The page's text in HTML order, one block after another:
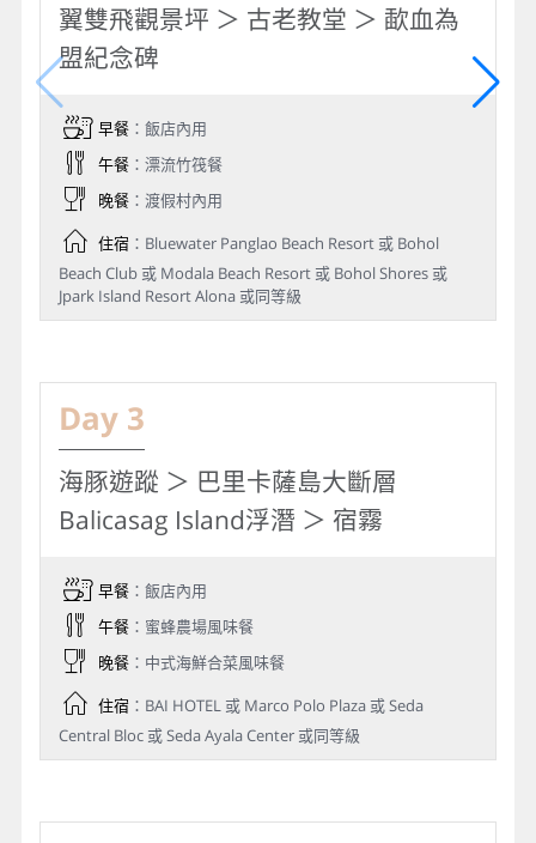
翼雙飛觀景坪 ＞ 古老教堂 ＞ 歃血為
盟紀念碑
早餐：飯店內用
午餐：漂流竹筏餐
晚餐：渡假村內用
住宿：Bluewater Panglao Beach Resort 或 Bohol
Beach Club 或 Modala Beach Resort 或 Bohol Shores 或
Jpark Island Resort Alona 或同等級
Day 3
海豚遊蹤 ＞ 巴里卡薩島大斷層
Balicasag Island浮潛 ＞ 宿霧
早餐：飯店內用
午餐：蜜蜂農場風味餐
晚餐：中式海鮮合菜風味餐
住宿：BAI HOTEL 或 Marco Polo Plaza 或 Seda
Central Bloc 或 Seda Ayala Center 或同等級